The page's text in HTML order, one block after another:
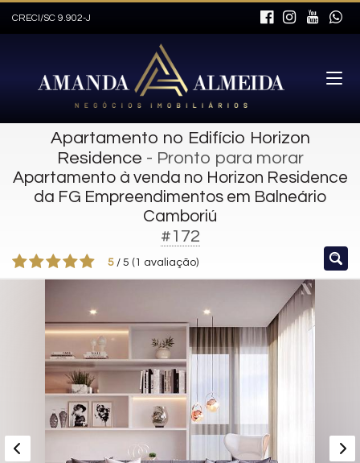
CRECI/SC 9.902-J
Apartamento no Edifício Horizon
Residence - Pronto para morar
Apartamento à venda no Horizon Residence
da FG Empreendimentos em Balneário
Camboriú
#172
5 / 5 ( 1 avaliação)